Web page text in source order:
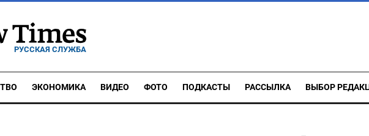
РУССКАЯ СЛУЖБА
ЭКОНОМИКА ВИДЕО ФОТО ПОДКАСТЫ РАССЫЛКА ВЫБОР